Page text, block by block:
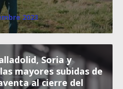
2023
Soria y
mayores subidas de
al cierre del